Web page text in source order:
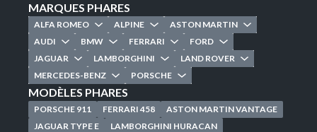
MARQUES PHARES
ALFA ROMEO ALPINE
ASTON MARTIN
AUDI
BMW FERRARI
FORD
JAGUAR
LAMBORGHINI
LAND ROVER
MERCEDES-BENZ
PORSCHE
MODÈLES PHARES
PORSCHE 911 FERRARI 458
ASTON MARTIN VANTAGE
JAGUAR TYPE E
LAMBORGHINI HURACAN